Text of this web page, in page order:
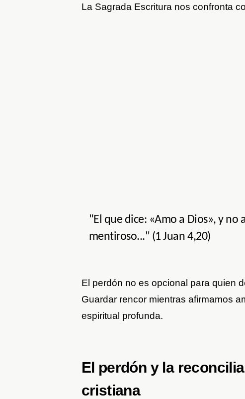
La Sagrada Escritura nos confronta
"El que dice: «Amo a Dios», y no
mentiroso..." (1 Juan 4,20)
El perdón no es opcional para quien
Guardar rencor mientras afirmamos
espiritual profunda.
El perdón y la
cristiana